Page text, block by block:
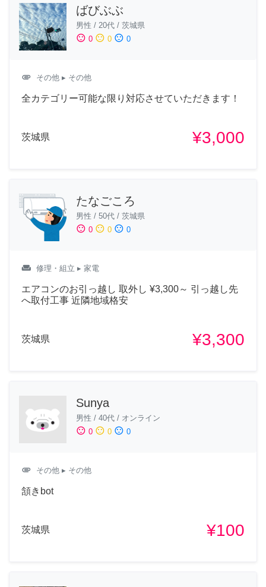
ばびぶぶ
男性 / 20代 / 茨城県
sentiment_satisfied 0 sentiment_neutral 0 sentiment_dissatisfied 0
attachment その他 ▸ その他
全カテゴリー可能な限り対応させていただきます！
茨城県 ¥3,000
たなごころ
男性 / 50代 / 茨城県
sentiment_satisfied 0 sentiment_neutral 0 sentiment_dissatisfied 0
weekend 修理・組立 ▸ 家電
エアコンのお引っ越し 取外し ¥3,300～ 引っ越し先
へ取付工事 近隣地域格安
茨城県 ¥3,300
Sunya
男性 / 40代 / オンライン
sentiment_satisfied 0 sentiment_neutral 0 sentiment_dissatisfied 0
attachment その他 ▸ その他
頷きbot
茨城県 ¥100